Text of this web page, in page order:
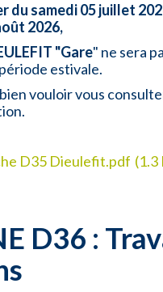
du samedi 05 juillet
2026,
"Gare" ne sera
estivale.
vouloir vous
D35 Dieulefit.pdf (1.3
D36 :